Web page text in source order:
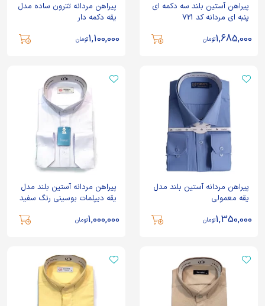
پیراهن آستین بلند سه دکمه ای
پنبه ای مردانه کد 721
1,685,000تومان
پیراهن مردانه تترون ساده مدل
یقه دکمه دار
1,100,000تومان
پیراهن مردانه آستین بلند مدل
یقه معمولی
1,350,000تومان
پیراهن مردانه آستین بلند مدل
یقه دیپلمات بوسینی رنگ سفید
1,000,000تومان